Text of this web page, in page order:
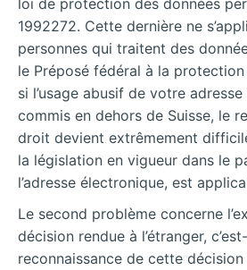
loi de protection des données
1992272. Cette dernière ne
personnes qui traitent des
le Préposé fédéral à la
si l’usage abusif de votre
commis en dehors de Suisse, le
droit devient extrêmement
la législation en vigueur dans le
l’adresse électronique, est
Le second problème concerne
décision rendue à l’étranger,
reconnaissance de cette décision